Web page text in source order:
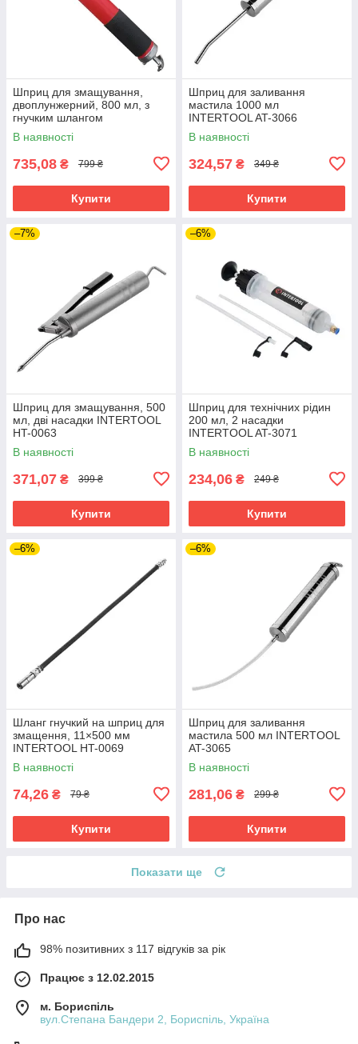
Шприц для змащування,
двоплунжерний, 800 мл, з
гнучким шлангом
INTERTOOL AT-3061
В наявності
735,08 ₴ 799 ₴
Купити
Шприц для заливання
мастила 1000 мл
INTERTOOL AT-3066
В наявності
324,57 ₴ 349 ₴
Купити
–7%
Шприц для змащування, 500
мл, дві насадки INTERTOOL
HT-0063
В наявності
371,07 ₴ 399 ₴
Купити
–6%
Шприц для технічних рідин
200 мл, 2 насадки
INTERTOOL AT-3071
В наявності
234,06 ₴ 249 ₴
Купити
–6%
Шланг гнучкий на шприц для
змащення, 11×500 мм
INTERTOOL HT-0069
В наявності
74,26 ₴ 79 ₴
Купити
–6%
Шприц для заливання
мастила 500 мл INTERTOOL
AT-3065
В наявності
281,06 ₴ 299 ₴
Купити
Показати ще
Про нас
98% позитивних з 117 відгуків за рік
Працює з 12.02.2015
м. Бориспіль
вул.Степана Бандери 2, Бориспіль, Україна